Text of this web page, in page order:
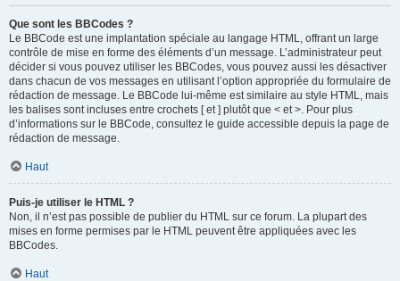
Que sont les BBCodes ?
Le BBCode est une implantation spéciale au langage HTML, offrant un large
contrôle de mise en forme des éléments d’un message. L’administrateur peut
décider si vous pouvez utiliser les BBCodes, vous pouvez aussi les désactiver
dans chacun de vos messages en utilisant l’option appropriée du formulaire de
rédaction de message. Le BBCode lui-même est similaire au style HTML, mais
les balises sont incluses entre crochets [ et ] plutôt que < et >. Pour plus
d’informations sur le BBCode, consultez le guide accessible depuis la page de
rédaction de message.
Haut
Puis-je utiliser le HTML ?
Non, il n’est pas possible de publier du HTML sur ce forum. La plupart des
mises en forme permises par le HTML peuvent être appliquées avec les
BBCodes.
Haut